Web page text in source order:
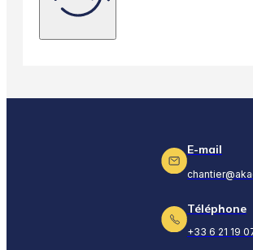
E-mail
Téléphone
+33 6 21 19